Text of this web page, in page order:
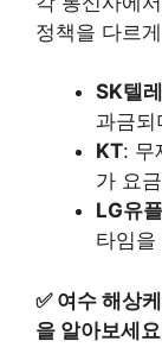
정책을 다르
SK텔
과금
KT: 무
가 요
LG유
타임을
✅ 여수 해상
을 알아보세